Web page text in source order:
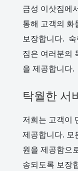
금성 이삿짐에
통해 고객의 화
보장합니다.
짐은 여러분의
을 제공합니다.
탁월한 서
저희는 고객이
제공합니다. 모
원을 제공함으
송되도록 보장